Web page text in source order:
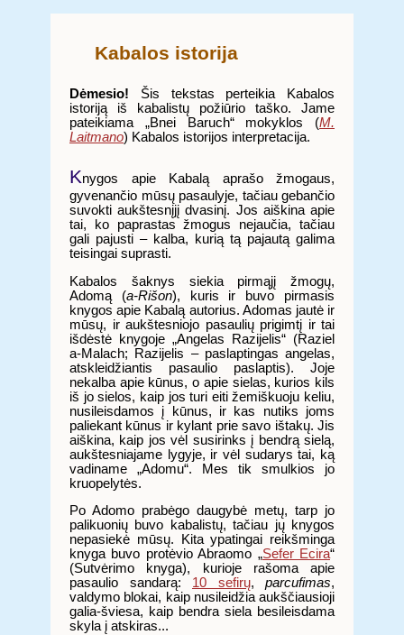
Kabalos istorija
Dėmesio! Šis tekstas perteikia Kabalos
istoriją iš kabalistų požiūrio taško. Jame
pateikiama „Bnei Baruch“ mokyklos (M.
Laitmano) Kabalos istorijos interpretacija.
Knygos apie Kabalą aprašo žmogaus,
gyvenančio mūsų pasaulyje, tačiau gebančio
suvokti aukštesnįjį dvasinį. Jos aiškina apie
tai, ko paprastas žmogus nejaučia, tačiau
gali pajusti – kalba, kurią tą pajautą galima
teisingai suprasti.
Kabalos šaknys siekia pirmąjį žmogų,
Adomą (a-Rišon), kuris ir buvo pirmasis
knygos apie Kabalą autorius. Adomas jautė ir
mūsų, ir aukštesniojo pasaulių prigimtį ir tai
išdėstė knygoje „Angelas Razijelis“ (Raziel
a-Malach; Razijelis – paslaptingas angelas,
atskleidžiantis pasaulio paslaptis). Joje
nekalba apie kūnus, o apie sielas, kurios kils
iš jo sielos, kaip jos turi eiti žemiškuoju keliu,
nusileisdamos į kūnus, ir kas nutiks joms
paliekant kūnus ir kylant prie savo ištakų. Jis
aiškina, kaip jos vėl susirinks į bendrą sielą,
aukštesniajame lygyje, ir vėl sudarys tai, ką
vadiname „Adomu“. Mes tik smulkios jo
kruopelytės.
Po Adomo prabėgo daugybė metų, tarp jo
palikuonių buvo kabalistų, tačiau jų knygos
nepasiekė mūsų. Kita ypatingai reikšminga
knyga buvo protėvio Abraomo „Sefer Ecira“
(Sutvėrimo knyga), kurioje rašoma apie
pasaulio sandarą: 10 sefirų, parcufimas,
valdymo blokai, kaip nusileidžia aukščiausioji
galia-šviesa, kaip bendra siela besileisdama
skyla į atskiras...